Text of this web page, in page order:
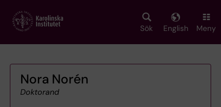
main
Sök English Meny
Nora Norén
Doktorand